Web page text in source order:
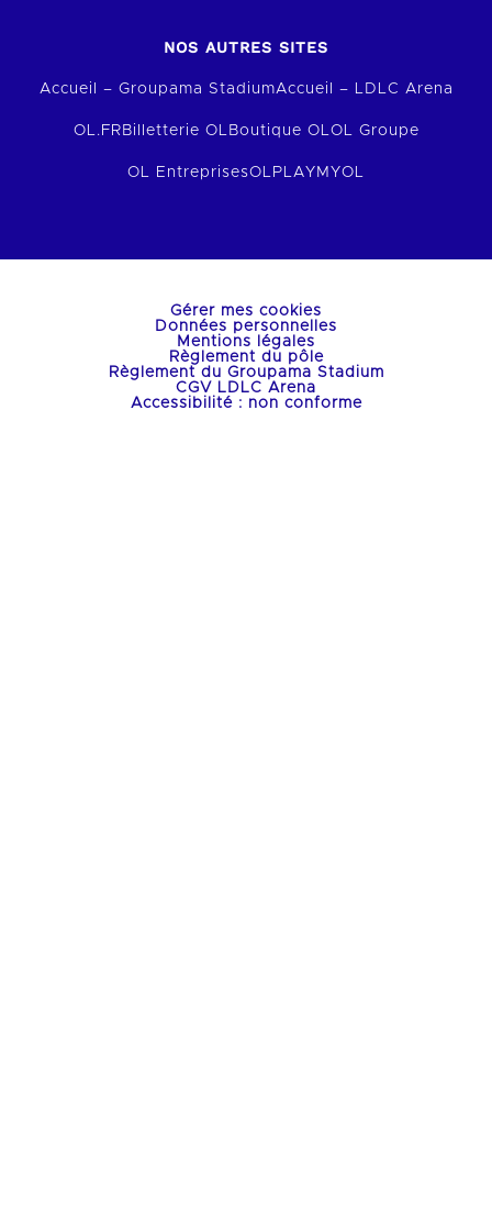
NOS AUTRES SITES
Accueil – Groupama StadiumAccueil – LDLC Arena
OL.FR Billetterie OL Boutique OLOL Groupe
OL EntreprisesOLPLAY MYOL
Gérer mes cookies
Données personnelles
Mentions légales
Règlement du pôle
Règlement du Groupama Stadium
CGV LDLC Arena
Accessibilité : non conforme